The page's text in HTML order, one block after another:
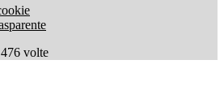
476 volte